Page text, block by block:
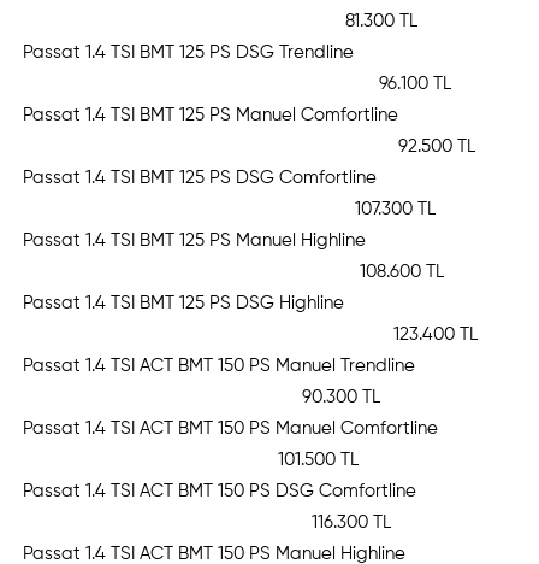
81.300 TL
Passat 1.4 TSI BMT 125 PS DSG Trendline
96.100 TL
Passat 1.4 TSI BMT 125 PS Manuel Comfortline
92.500 TL
Passat 1.4 TSI BMT 125 PS DSG Comfortline
107.300 TL
Passat 1.4 TSI BMT 125 PS Manuel Highline
108.600 TL
Passat 1.4 TSI BMT 125 PS DSG Highline
123.400 TL
Passat 1.4 TSI ACT BMT 150 PS Manuel Trendline
90.300 TL
Passat 1.4 TSI ACT BMT 150 PS Manuel Comfortline
101.500 TL
Passat 1.4 TSI ACT BMT 150 PS DSG Comfortline
116.300 TL
Passat 1.4 TSI ACT BMT 150 PS Manuel Highline